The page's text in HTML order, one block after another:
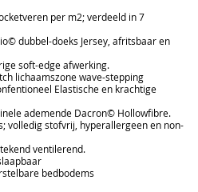
per m2; verdeeld in 7
dubbel-doeks Jersey, afritsbaar en
edge afwerking.
lichaamszone wave-stepping
Elastische en krachtige
ademende Dacron© Hollowfibre.
stofvrij, hyperallergeen en non-
ventilerend.
bedbodems